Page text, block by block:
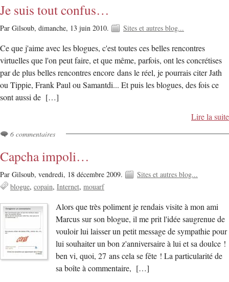
Je suis tout confus…
Par Gilsoub, dimanche, 13 juin 2010. Sites et autres blog...
Ce que j'aime avec les blogues, c'est toutes ces belles rencontres
virtuelles que l'on peut faire, et que même, parfois, ont les concrétises
par de plus belles rencontres encore dans le réel, je pourrais citer Jath
ou Tippie, Frank Paul ou Samantdi... Et puis les blogues, des fois ce
sont aussi de […]
Lire la suite
6 commentaires
Capcha impoli…
Par Gilsoub, vendredi, 18 décembre 2009.
Sites et autres blog...
blogue copain Internet mouarf
Alors que très poliment je rendais visite à mon ami
Marcus sur son blogue, il me prit l'idée saugrenue de
vouloir lui laisser un petit message de sympathie pour
lui souhaiter un bon z'anniversaire à lui et sa doulce !
ben vi, quoi, 27 ans cela se fête ! La particularité de
sa boîte à commentaire, […]